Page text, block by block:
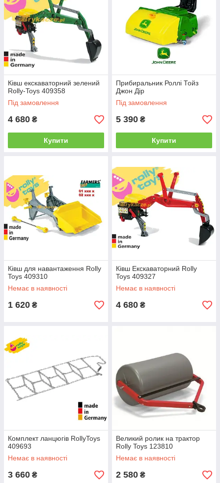
Ківш екскаваторний зелений
Rolly-Toys 409358
Під замовлення
4 680 ₴
Купити
Прибиральник Роллі Тойз
Джон Дір
Під замовлення
5 390 ₴
Купити
Ківш для навантаження Rolly
Toys 409310
Немає в наявності
1 620 ₴
Ківш Екскаваторний Rolly
Toys 409327
Немає в наявності
4 680 ₴
Комплект ланцюгів RollyToys
409693
Немає в наявності
3 660 ₴
Великий ролик на трактор
Rolly Toys 123810
Немає в наявності
2 580 ₴